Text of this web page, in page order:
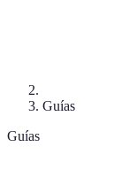
Guías
Guías